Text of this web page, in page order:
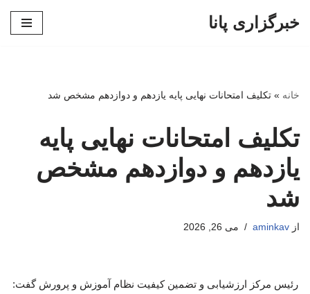
خبرگزاری پانا
خانه » تکلیف امتحانات نهایی پایه یازدهم و دوازدهم مشخص شد
تکلیف امتحانات نهایی پایه
یازدهم و دوازدهم مشخص
شد
از aminkav می 26, 2026
رئیس مرکز ارزشیابی و تضمین کیفیت نظام آموزش و پرورش گفت: